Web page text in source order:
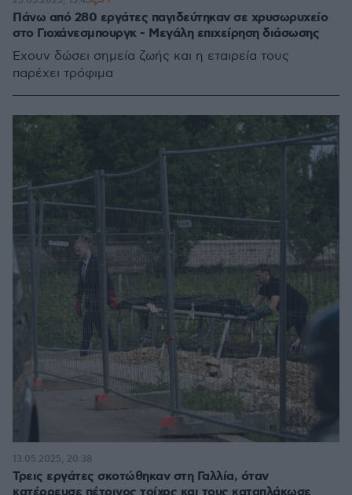
Πάνω από 280 εργάτες παγιδεύτηκαν σε χρυσωρυχείο
στο Γιοχάνεσμπουργκ - Μεγάλη επιχείρηση διάσωσης
Έχουν δώσει σημεία ζωής και η εταιρεία τους
παρέχει τρόφιμα
Τρεις εργάτες σκοτώθηκαν στη Γαλλία, όταν
13.05.2025, 20:38